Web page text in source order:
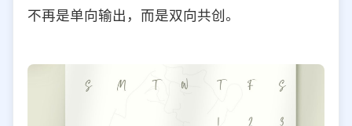
不再是单向输出，而是双向共创。